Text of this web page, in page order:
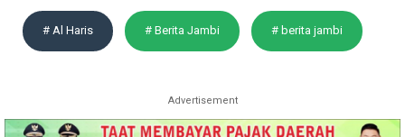
# Al Haris # Berita Jambi # berita jambi
Advertisement